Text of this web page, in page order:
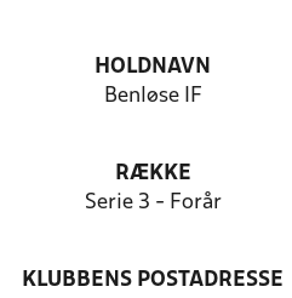
HOLDNAVN
Benløse IF
RÆKKE
Serie 3 - Forår
KLUBBENS POSTADRESSE